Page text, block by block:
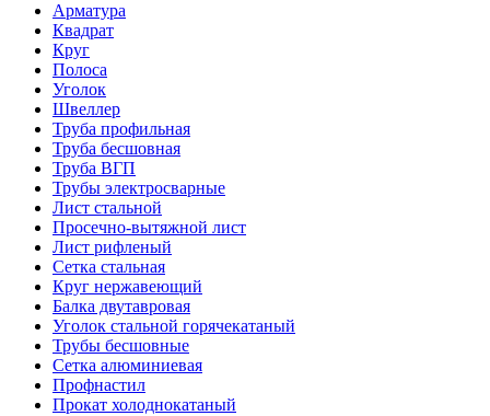
Арматура
Квадрат
Круг
Полоса
Уголок
Швеллер
Труба профильная
Труба бесшовная
Труба ВГП
Трубы электросварные
Лист стальной
Просечно-вытяжной лист
Лист рифленый
Сетка стальная
Круг нержавеющий
Балка двутавровая
Уголок стальной горячекатаный
Трубы бесшовные
Сетка алюминиевая
Профнастил
Прокат холоднокатаный